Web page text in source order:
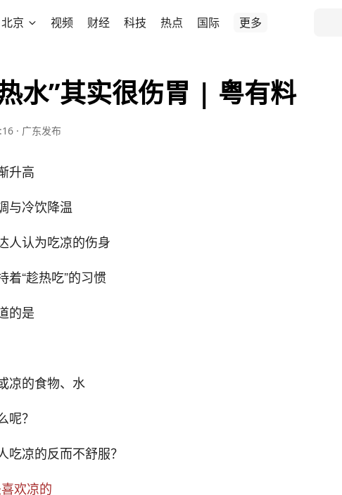
北京 视频 财经 科技 热点 国际 更多
水”其实很伤胃 | 粤有料
· 广东发布
升高
与冷饮降温
人认为吃凉的伤身
着“趁热吃”的习惯
的是
凉的食物、水
呢？
吃凉的反而不舒服？
欢凉的